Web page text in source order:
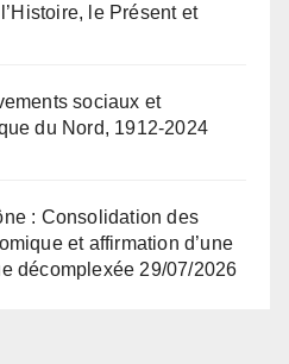
le Présent et
sociaux et
du Nord, 1912-2024
: Consolidation des
et affirmation d’une
décomplexée 29/07/2026